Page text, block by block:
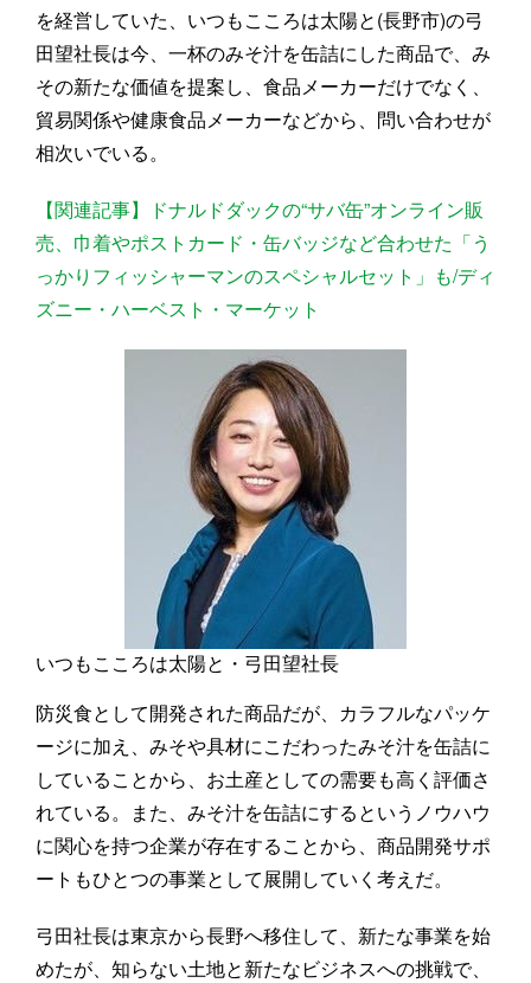
を経営していた、いつもこころは太陽と(長野市)の弓
田望社長は今、一杯のみそ汁を缶詰にした商品で、み
その新たな価値を提案し、食品メーカーだけでなく、
貿易関係や健康食品メーカーなどから、問い合わせが
相次いでいる。
【関連記事】ドナルドダックの“サバ缶”オンライン販
売、巾着やポストカード・缶バッジなど合わせた「う
っかりフィッシャーマンのスペシャルセット」も/ディ
ズニー・ハーベスト・マーケット
いつもこころは太陽と・弓田望社長
防災食として開発された商品だが、カラフルなパッケ
ージに加え、みそや具材にこだわったみそ汁を缶詰に
していることから、お土産としての需要も高く評価さ
れている。また、みそ汁を缶詰にするというノウハウ
に関心を持つ企業が存在することから、商品開発サポ
ートもひとつの事業として展開していく考えだ。
弓田社長は東京から長野へ移住して、新たな事業を始
めたが、知らない土地と新たなビジネスへの挑戦で、